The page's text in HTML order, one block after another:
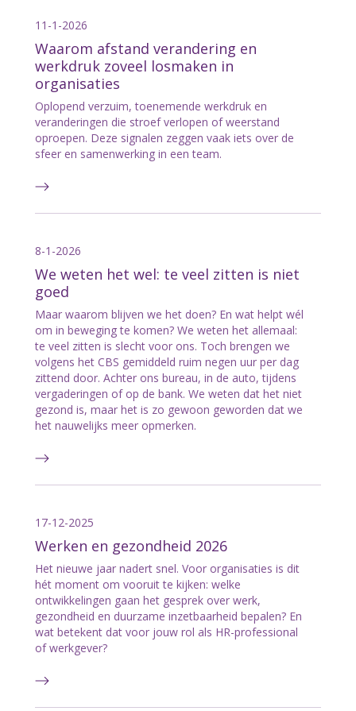
11-1-2026
Waarom afstand verandering en
werkdruk zoveel losmaken in
organisaties
Oplopend verzuim, toenemende werkdruk en
veranderingen die stroef verlopen of weerstand
oproepen. Deze signalen zeggen vaak iets over de
sfeer en samenwerking in een team.
8-1-2026
We weten het wel: te veel zitten is niet
goed
Maar waarom blijven we het doen? En wat helpt wél
om in beweging te komen? We weten het allemaal:
te veel zitten is slecht voor ons. Toch brengen we
volgens het CBS gemiddeld ruim negen uur per dag
zittend door. Achter ons bureau, in de auto, tijdens
vergaderingen of op de bank. We weten dat het niet
gezond is, maar het is zo gewoon geworden dat we
het nauwelijks meer opmerken.
17-12-2025
Werken en gezondheid 2026
Het nieuwe jaar nadert snel. Voor organisaties is dit
hét moment om vooruit te kijken: welke
ontwikkelingen gaan het gesprek over werk,
gezondheid en duurzame inzetbaarheid bepalen? En
wat betekent dat voor jouw rol als HR-professional
of werkgever?